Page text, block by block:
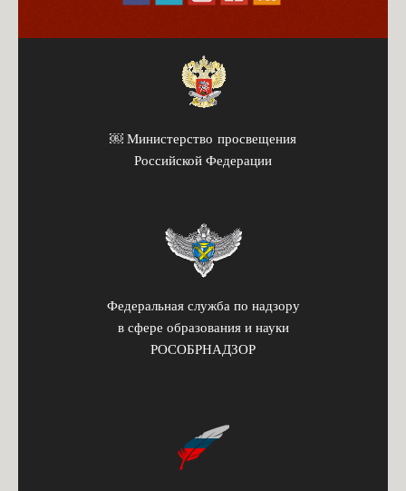
￼ Министерство просвещения
Российской Федерации
Федеральная служба по надзору
в сфере образования и науки
РОСОБРНАДЗОР